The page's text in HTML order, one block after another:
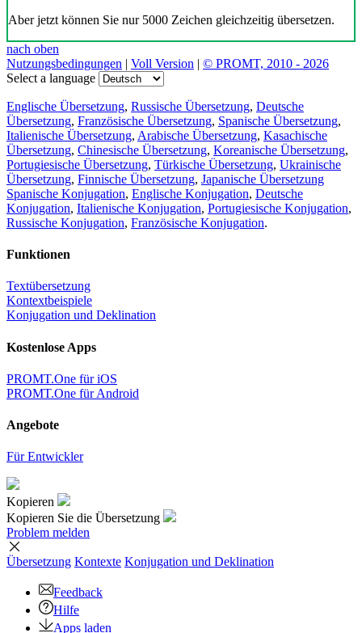
Aber jetzt können Sie nur 5000 Zeichen gleichzeitig übersetzen.
nach oben
Nutzungsbedingungen | Voll Version | © PROMT, 2010 - 2026
Select a language
Englische Übersetzung, Russische Übersetzung, Deutsche
Übersetzung, Französische Übersetzung, Spanische Übersetzung,
Italienische Übersetzung, Arabische Übersetzung, Kasachische
Übersetzung, Chinesische Übersetzung, Koreanische Übersetzung,
Portugiesische Übersetzung, Türkische Übersetzung, Ukrainische
Übersetzung, Finnische Übersetzung, Japanische Übersetzung
Spanische Konjugation, Englische Konjugation, Deutsche
Konjugation, Italienische Konjugation, Portugiesische Konjugation,
Russische Konjugation, Französische Konjugation.
Funktionen
Textübersetzung
Kontextbeispiele
Konjugation und Deklination
Kostenlose Apps
PROMT.One für iOS
PROMT.One für Android
Angebote
Für Entwickler
Kopieren
Kopieren Sie die Übersetzung
Problem melden
Übersetzung Kontexte Konjugation und Deklination
Feedback
Hilfe
Apps laden